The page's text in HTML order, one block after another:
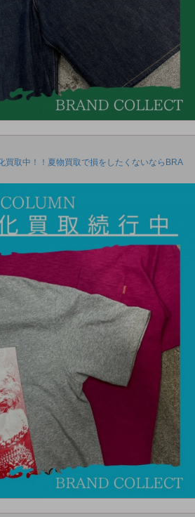
買取中！！夏物買取で損をしたくないならBRA